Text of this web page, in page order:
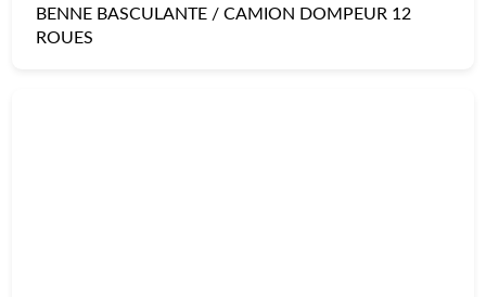
BENNE BASCULANTE / CAMION DOMPEUR 12
ROUES